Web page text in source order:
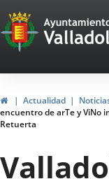
Portal
Web
del
de
InicioActualidad
encuentro de arTe y ViNo
Retuerta